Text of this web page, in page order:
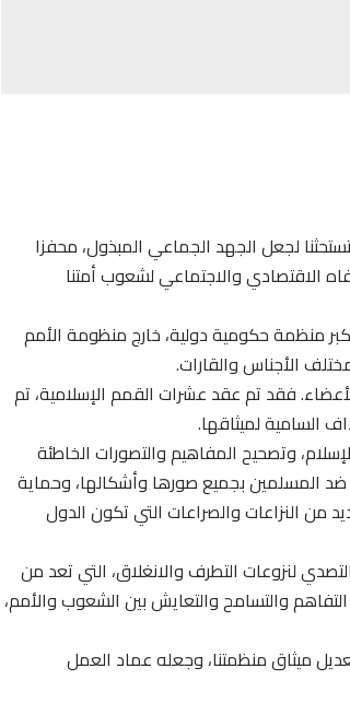
لجعل الجهد الجماعي المبذول، محفزا
الاقتصادي والاجتماعي لشعوب أمتنا
منظمة حكومية دولية، خارج منظومة الأمم
الأجناس والقارات.
فقد تم عقد عشرات القمم الإسلامية، تم
السامية لميثاقها.
وتصحيح المفاهيم والتصورات الخاطئة
ضد المسلمين بجميع صورها وأشكالها، وحماية
من النزاعات والصراعات التي تكون الدول
لنزوعات التطرف والانغلاق، التي تعد من
والتسامح والتعايش بين الشعوب والأمم،
ميثاق منظمتنا، وجعله عماد العمل